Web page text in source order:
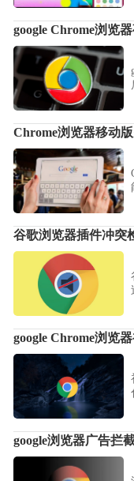
google Chrome浏览
Chrome浏览器移动
谷歌浏览器插件冲突
google Chrome浏览
google浏览器广告拦